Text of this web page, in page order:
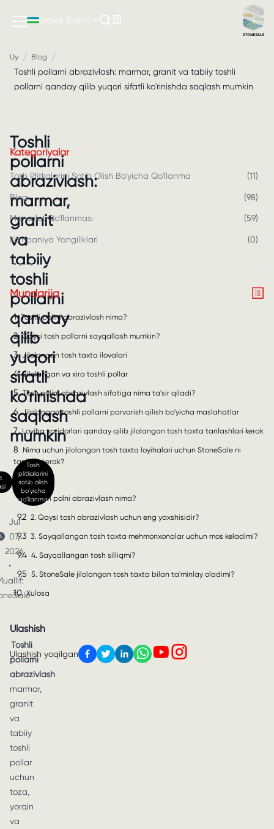
Uzbek (Latin)
Uy / Blog
/
Toshli pollarni abrazivlash: marmar, granit va tabiiy toshli
pollarni qanday qilib yuqori sifatli ko'rinishda saqlash mumkin
Toshli
pollarni
abrazivlash:
marmar,
granit
va
tabiiy
toshli
pollarni
qanday
qilib
yuqori
sifatli
ko'rinishda
saqlash
mumkin
Tosh
plitkalarini
sotib olish
bo'yicha
qo'llanma
Jul
07,
2026
•
Toshli
pollarni
abrazivlash
marmar,
granit
va
tabiiy
toshli
pollar
uchun
toza,
yorqin
va
Kategoriyalar
Tosh Plitkalarini Sotib Olish Bo'yicha Qo'llanma (11)
Blog (98)
Mahsulot Qo'llanmasi (59)
Kompaniya Yangiliklari (0)
Mundarija
1 Toshli polini abrazivlash nima?
2 Qaysi tosh pollarni sayqallash mumkin?
3 Jilolangan tosh taxta ilovalari
4 Jilolangan va xira toshli pollar
5 Tosh polini abrazivlash sifatiga nima ta'sir qiladi?
6 Jilolangan toshli pollarni parvarish qilish bo'yicha maslahatlar
7 Loyiha xaridorlari qanday qilib jilolangan tosh taxta tanlashlari kerak
8
Nima uchun jilolangan tosh taxta loyihalari uchun StoneSale ni
tanlash kerak?
TSS
9.1 1. Tosh polni abrazivlash nima?
9.2 2. Qaysi tosh abrazivlash uchun eng yaxshisidir?
9.3 3. Sayqallangan tosh taxta mehmonxonalar uchun mos keladimi?
9.4 4. Sayqallangan tosh silliqmi?
9.5 5. StoneSale jilolangan tosh taxta bilan ta'minlay oladimi?
10 Xulosa
Ulashish
Ulashish yoqilgan